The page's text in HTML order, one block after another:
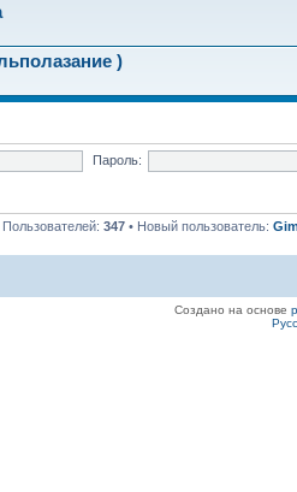
)
Пароль:
Пользователей: 347 • Новый пользователь:
Создано на основе